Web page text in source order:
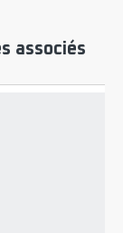
associés